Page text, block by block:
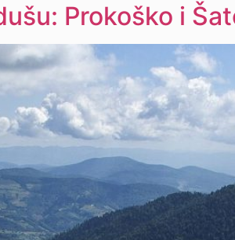
Prokoško i